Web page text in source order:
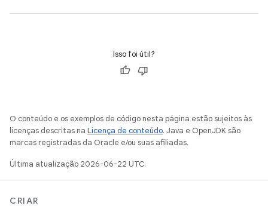
Isso foi útil?
O conteúdo e os exemplos de código nesta página estão sujeitos às
licenças descritas na Licença de conteúdo. Java e OpenJDK são
marcas registradas da Oracle e/ou suas afiliadas.
Última atualização 2026-06-22 UTC.
CRIAR